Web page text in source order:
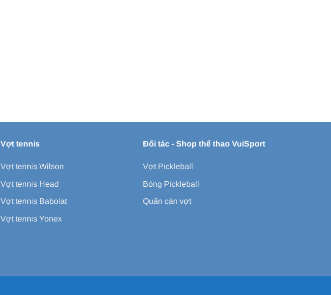
Vợt tennis
Vợt tennis Wilson
Vợt tennis Head
Vợt tennis Babolat
Vợt tennis Yonex
Đối tác - Shop thể thao VuiSport
Vợt Pickleball
Bóng Pickleball
Quấn cán vợt